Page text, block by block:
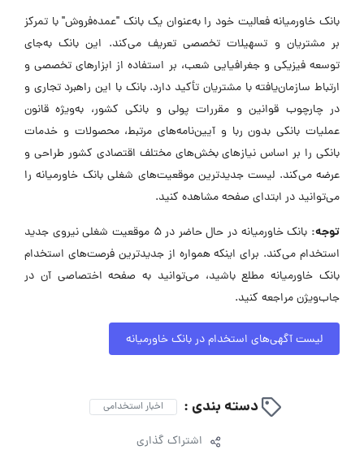
بانک خاورمیانه فعالیت خود را به‌عنوان یک بانک "عمده‌فروش" با تمرکز
بر مشتریان و تسهیلات تخصصی تعریف می‌کند. این بانک به‌جای
توسعه فیزیکی و جغرافیایی شعب، بر استفاده از ابزارهای تخصصی و
ارتباط سازمان‌یافته با مشتریان تأکید دارد. بانک با این راهبرد تجاری و
در چارچوب قوانین و مقررات پولی و بانکی کشور، به‌ویژه قانون
عملیات بانکی بدون ربا و آیین‌نامه‌های مرتبط، محصولات و خدمات
بانکی را بر اساس نیازهای بخش‌های مختلف اقتصادی کشور طراحی و
عرضه می‌کند. لیست جدیدترین موقعیت‌های شغلی بانک خاورمیانه را
می‌توانید در ابتدای صفحه مشاهده کنید.
توجه:
بانک خاورمیانه در حال حاضر در ۵ موقعیت شغلی نیروی جدید
استخدام می‌کند. برای اینکه همواره از جدیدترین فرصت‌های استخدام
بانک خاورمیانه مطلع باشید، می‌توانید به صفحه اختصاصی آن در
جاب‌ویژن مراجعه کنید.
لیست آگهی‌های استخدام در بانک خاورمیانه
دسته بندی : اخبار استخدامی
اشتراک گذاری